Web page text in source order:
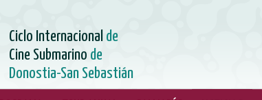
Ciclo Internacional de
Cine Submarino de
Donostia-San Sebastián